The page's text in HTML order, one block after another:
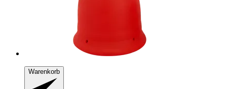
Warenkorb